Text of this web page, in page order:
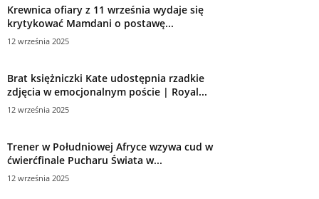
Krewnica ofiary z 11 września wydaje się
krytykować Mamdani o postawę...
12 września 2025
Brat księżniczki Kate udostępnia rzadkie
zdjęcia w emocjonalnym poście | Royal...
12 września 2025
Trener w Południowej Afryce wzywa cud w
ćwierćfinale Pucharu Świata w...
12 września 2025